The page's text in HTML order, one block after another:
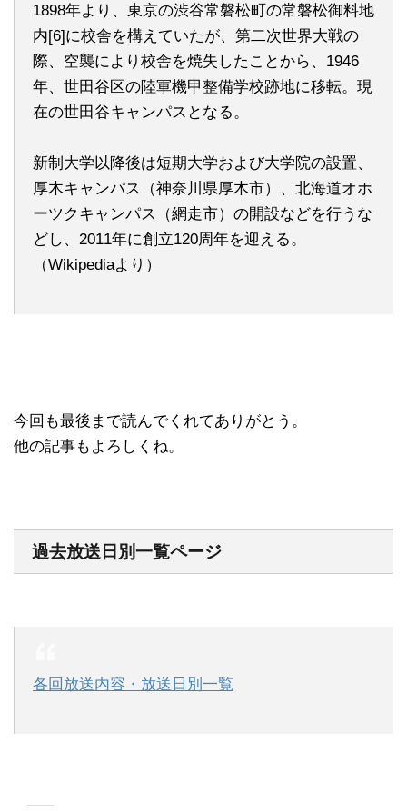
1898年より、東京の渋谷常磐松町の常磐松御料地
内[6]に校舎を構えていたが、第二次世界大戦の
際、空襲により校舎を焼失したことから、1946
年、世田谷区の陸軍機甲整備学校跡地に移転。現
在の世田谷キャンパスとなる。
新制大学以降後は短期大学および大学院の設置、
厚木キャンパス（神奈川県厚木市）、北海道オホ
ーツクキャンパス（網走市）の開設などを行うな
どし、2011年に創立120周年を迎える。
（Wikipediaより）
今回も最後まで読んでくれてありがとう。
他の記事もよろしくね。
過去放送日別一覧ページ
各回放送内容・放送日別一覧